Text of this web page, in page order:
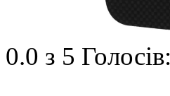
0.0 з 5